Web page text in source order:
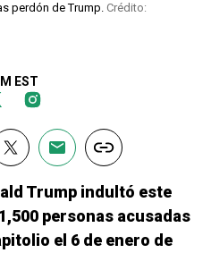
perdón de Trump. Crédito:
EST
Trump indultó este
personas acusadas
el 6 de enero de